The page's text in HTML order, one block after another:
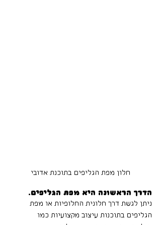
חלון מפת הגליפים בתוכנת אדובי
הדרך הראשונה היא מפת הגליפים.
ניתן לגשת דרך חלונית החלופיות או מפת
הגליפים בתוכנות עיצוב מקצועיות כמו